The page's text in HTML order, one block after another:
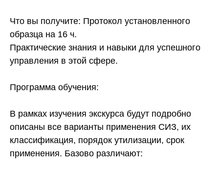
Что вы получите: Протокол установленного
образца на 16 ч.
Практические знания и навыки для успешного
управления в этой сфере.
Программа обучения:
В рамках изучения экскурса будут подробно
описаны все варианты применения СИЗ, их
классификация, порядок утилизации, срок
применения. Базово различают: